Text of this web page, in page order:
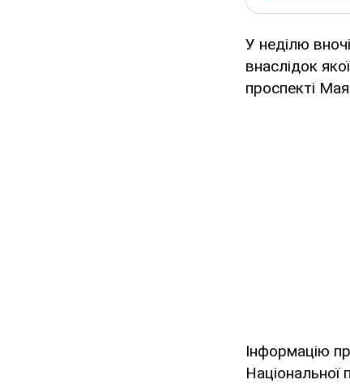
У неділю
внаслідок
проспекті
Інформацію
Національної